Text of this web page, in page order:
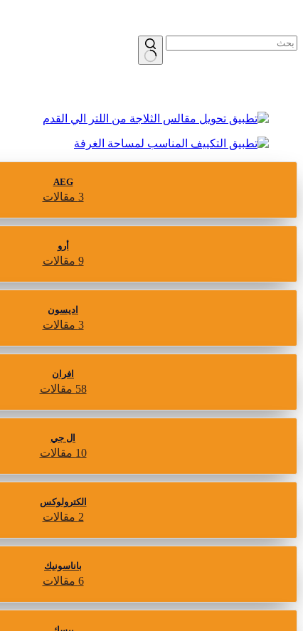
AEG
3 مقالات
أرو
9 مقالات
اديسون
3 مقالات
افران
58 مقالات
ال جي
10 مقالات
الكترولوكس
2 مقالات
باناسونيك
6 مقالات